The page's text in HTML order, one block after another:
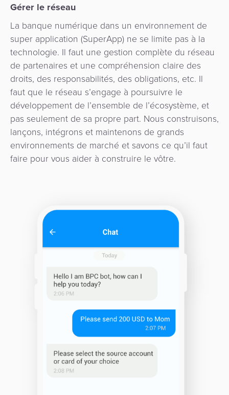
Gestion
de
DAB
et
kiosques
Agent
Bancaire
tarifs
Plateforme
d'intégration
Gérer le réseau
La banque numérique dans un environnement de
super application (SuperApp) ne se limite pas à la
technologie. Il faut une gestion complète du réseau
de partenaires et une compréhension claire des
droits, des responsabilités, des obligations, etc. Il
faut que le réseau s’engage à poursuivre le
développement de l’ensemble de l’écosystème, et
pas seulement de sa propre part. Nous construisons,
lançons, intégrons et maintenons de grands
environnements de marché et savons ce qu’il faut
faire pour vous aider à construire le vôtre.